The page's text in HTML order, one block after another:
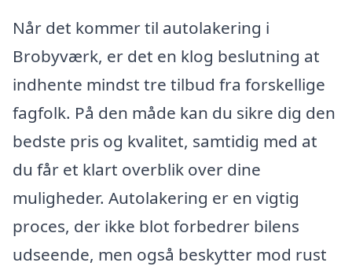
Når det kommer til autolakering i
Brobyværk, er det en klog beslutning at
indhente mindst tre tilbud fra forskellige
fagfolk. På den måde kan du sikre dig den
bedste pris og kvalitet, samtidig med at
du får et klart overblik over dine
muligheder. Autolakering er en vigtig
proces, der ikke blot forbedrer bilens
udseende, men også beskytter mod rust